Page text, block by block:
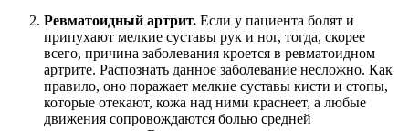
Ревматоидный артрит. Если у пациента болят и
припухают мелкие суставы рук и ног, тогда, скорее
всего, причина заболевания кроется в ревматоидном
артрите. Распознать данное заболевание несложно. Как
правило, оно поражает мелкие суставы кисти и стопы,
которые отекают, кожа над ними краснеет, а любые
движения сопровождаются болью средней